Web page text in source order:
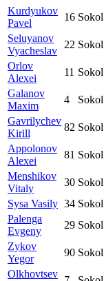
Kurdyukov
Pavel
16 Sokol
Seluyanov
Vyacheslav
22 Sokol
Orlov
Alexei
11 Sokol
Galanov
Maxim
4 Sokol
Gavrilychev
Kirill
82 Sokol
Appolonov
Alexei
81 Sokol
Menshikov
Vitaly
30 Sokol
Sysa Vasily 34 Sokol
Palenga
Evgeny
29 Sokol
Zykov
Yegor
90 Sokol
Olkhovtsev